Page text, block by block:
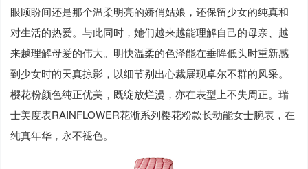
眼顾盼间还是那个温柔明亮的娇俏姑娘，还保留少女的纯真和
对生活的热爱。与此同时，她们越来越能理解自己的母亲、越
来越理解母爱的伟大。明快温柔的色泽能在垂眸低头时重新感
到少女时的天真掠影，以细节别出心裁展现卓尔不群的风采。
樱花粉颜色纯正优美，既绽放烂漫，亦在表型上不失周正。瑞
士美度表RAINFLOWER花淅系列樱花粉款长动能女士腕表，在
纯真年华，永不褪色。